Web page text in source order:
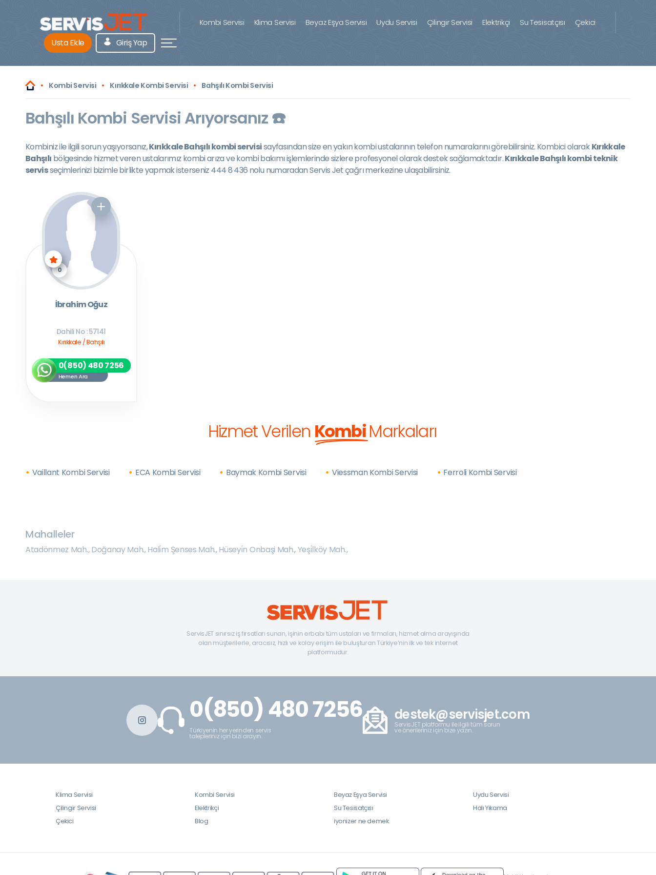
Kombi Servisi Klima Servisi Beyaz Eşya Servisi Uydu Servisi Çilingir Servisi Elektrikçi Su Tesisatçısı Çekici
Usta Ekle Giriş Yap
Kombi Servisi Kırıkkale Kombi Servisi Bahşılı Kombi Servisi
Bahşılı Kombi Servisi Arıyorsanız ☎️
Kombiniz ile ilgili sorun yaşıyorsanız,Kırıkkale Bahşılı kombi servisisayfasından size en yakın kombi ustalarının telefon numaralarını görebilirsiniz. Kombici olarakKırıkkale
Bahşılı bölgesinde hizmet veren ustalarımız kombi arıza ve kombi bakımı işlemlerinde sizlere profesyonel olarak destek sağlamaktadır.Kırıkkale Bahşılı kombi teknik
servisseçimlerinizi bizimle birlikte yapmak isterseniz 444 8 436 nolu numaradan Servis Jet çağrı merkezine ulaşabilirsiniz.
0
İbrahim Oğuz
Dahili No : 57141
Kırıkkale / Bahşılı
0(850) 480 7256
Hemen Ara
Hizmet Verilen KombiMarkaları
Vaillant Kombi Servisi ECA Kombi Servisi Baymak Kombi Servisi Viessman Kombi Servisi Ferroli Kombi Servisi
Mahalleler
Atadönmez Mah.,Doğanay Mah.,Hali̇m Şenses Mah.,Hüseyi̇n Onbaşi Mah.,Yeşi̇lköy Mah.,
ServisJET sınırsız iş fırsatları sunan, işinin erbabı tüm ustaları ve firmaları, hizmet alma arayışında
olan müşterilerle, aracısız, hızlı ve kolay erişim ile buluşturan Türkiye’nin ilk ve tek internet
platformudur.
0(850) 480 7256
Türkiyenin her yerinden servis
talepleriniz için bizi arayın.
destek@servisjet.com
ServisJET platformu ile ilgili tüm sorun
ve önerileriniz için bize yazın.
Klima Servisi Kombi Servisi Beyaz Eşya Servisi
Uydu Servisi
Çilingir Servisi
Elektrikçi Su Tesisatçısı
Halı Yıkama
Çekici
Blog iyonizer ne demek